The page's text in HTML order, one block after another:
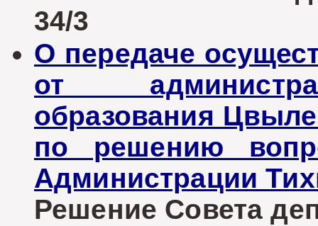
34/3
О передаче
от
образования
по решению
Администрации
Решение Совета